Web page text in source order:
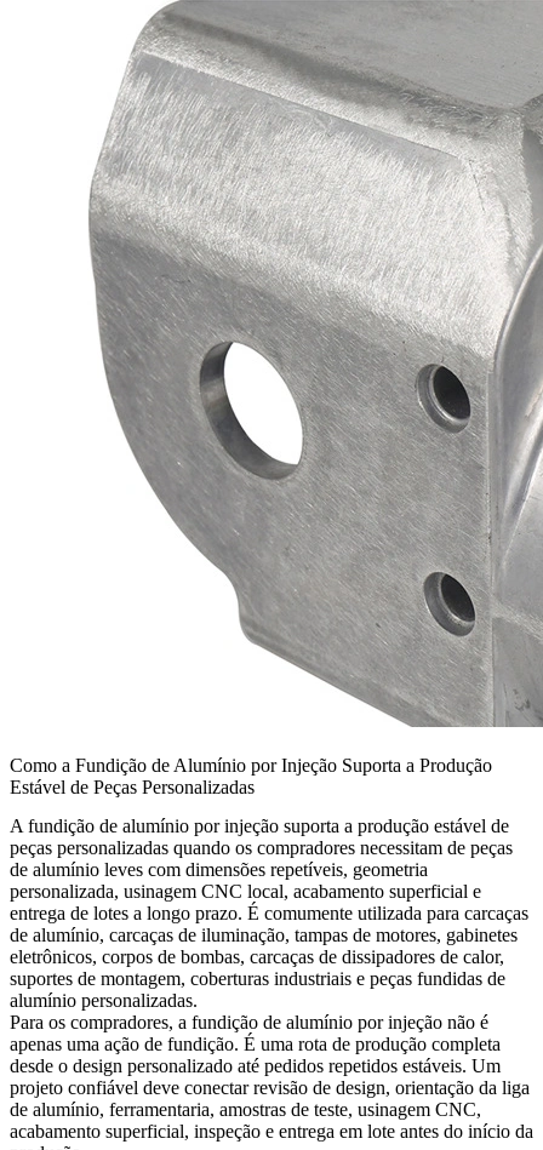
Como a Fundição de Alumínio por Injeção Suporta a Produção
Estável de Peças Personalizadas
A fundição de alumínio por injeção suporta a produção estável de
peças personalizadas quando os compradores necessitam de peças
de alumínio leves com dimensões repetíveis, geometria
personalizada, usinagem CNC local, acabamento superficial e
entrega de lotes a longo prazo. É comumente utilizada para carcaças
de alumínio, carcaças de iluminação, tampas de motores, gabinetes
eletrônicos, corpos de bombas, carcaças de dissipadores de calor,
suportes de montagem, coberturas industriais e peças fundidas de
alumínio personalizadas.
Para os compradores, a fundição de alumínio por injeção não é
apenas uma ação de fundição. É uma rota de produção completa
desde o design personalizado até pedidos repetidos estáveis. Um
projeto confiável deve conectar revisão de design, orientação da liga
de alumínio, ferramentaria, amostras de teste, usinagem CNC,
acabamento superficial, inspeção e entrega em lote antes do início da